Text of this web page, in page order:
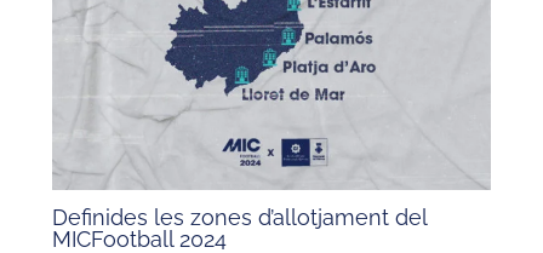
Definides les zones d’allotjament del
MICFootball 2024